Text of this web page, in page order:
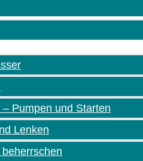
– Pumpen und Starten
Lenken